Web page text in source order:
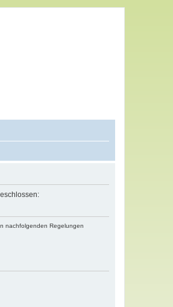
nachfolgenden Regelungen